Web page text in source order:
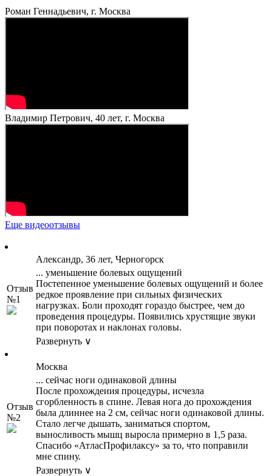
Роман Геннадьевич, г. Москва
Владимир Петрович, 40 лет, г. Москва
Еще видеоотзывы
Отзыв
№1
Александр, 36 лет, Черногорск
... уменьшение болевых ощущений
Постепенное уменьшение болевых ощущений и более
редкое проявление при сильных физических
нагрузках. Боли проходят гораздо быстрее, чем до
проведения процедуры. Появились хрустящие звуки
при поворотах и наклонах головы.
Развернуть ∨
Отзыв
№2
Москва
... сейчас ноги одинаковой длины
После прохождеиия процедуры, исчезла
сгорбленность в спине. Левая нога до прохождения
была длиннее на 2 см, сейчас ноги одинаковой длины.
Стало легче дышать, заниматься спортом,
выносливость мышц выросла примерно в 1,5 раза.
Спасибо «АтласПрофилаксу» за то, что поправили
мне спину.
Развернуть ∨